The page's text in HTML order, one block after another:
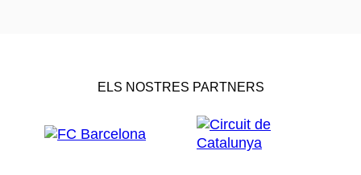
ELS NOSTRES PARTNERS